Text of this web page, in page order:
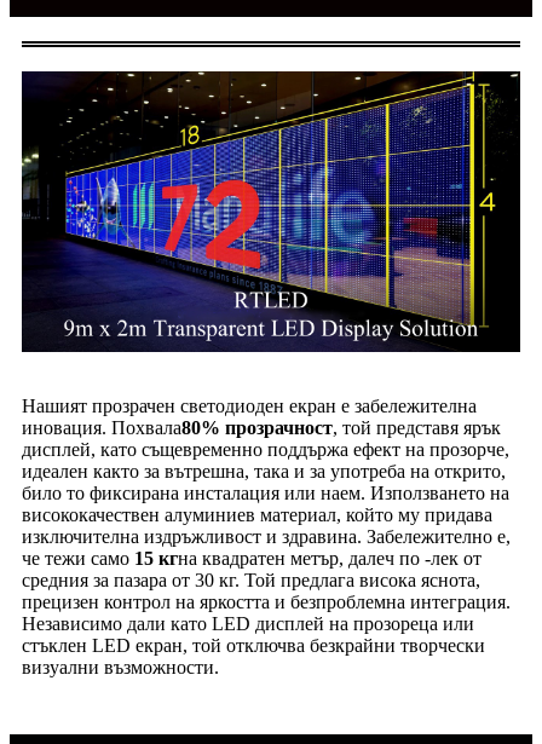
Нашият прозрачен светодиоден екран е забележителна
иновация. Похвала80% прозрачност, той представя ярък
дисплей, като същевременно поддържа ефект на прозорче,
идеален както за вътрешна, така и за употреба на открито,
било то фиксирана инсталация или наем. Използването на
висококачествен алуминиев материал, който му придава
изключителна издръжливост и здравина. Забележително е,
че тежи само 15 кгна квадратен метър, далеч по -лек от
средния за пазара от 30 кг. Той предлага висока яснота,
прецизен контрол на яркостта и безпроблемна интеграция.
Независимо дали като LED дисплей на прозореца или
стъклен LED екран, той отключва безкрайни творчески
визуални възможности.